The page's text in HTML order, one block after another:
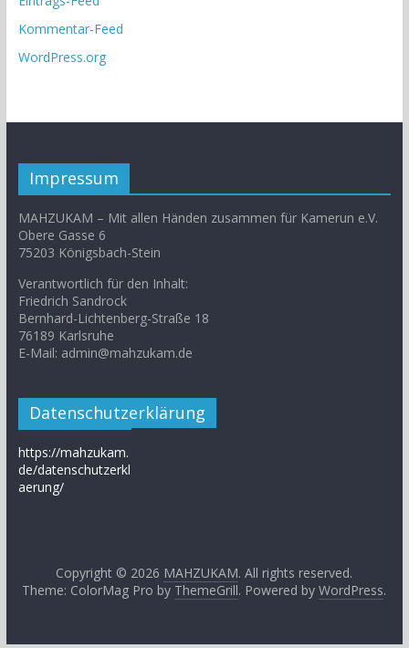
Kommentar-Feed
WordPress.org
Impressum
MAHZUKAM – Mit allen Händen zusammen für Kamerun e.V.
Obere Gasse 6
75203 Königsbach-Stein
Verantwortlich für den Inhalt:
Friedrich Sandrock
Bernhard-Lichtenberg-Straße 18
76189 Karlsruhe
E-Mail: admin@mahzukam.de
Datenschutzerklärung
https://mahzukam.
de/datenschutzerkl
aerung/
Copyright © 2026 MAHZUKAM. All rights reserved.
Theme: ColorMag Pro by ThemeGrill. Powered byWordPress.